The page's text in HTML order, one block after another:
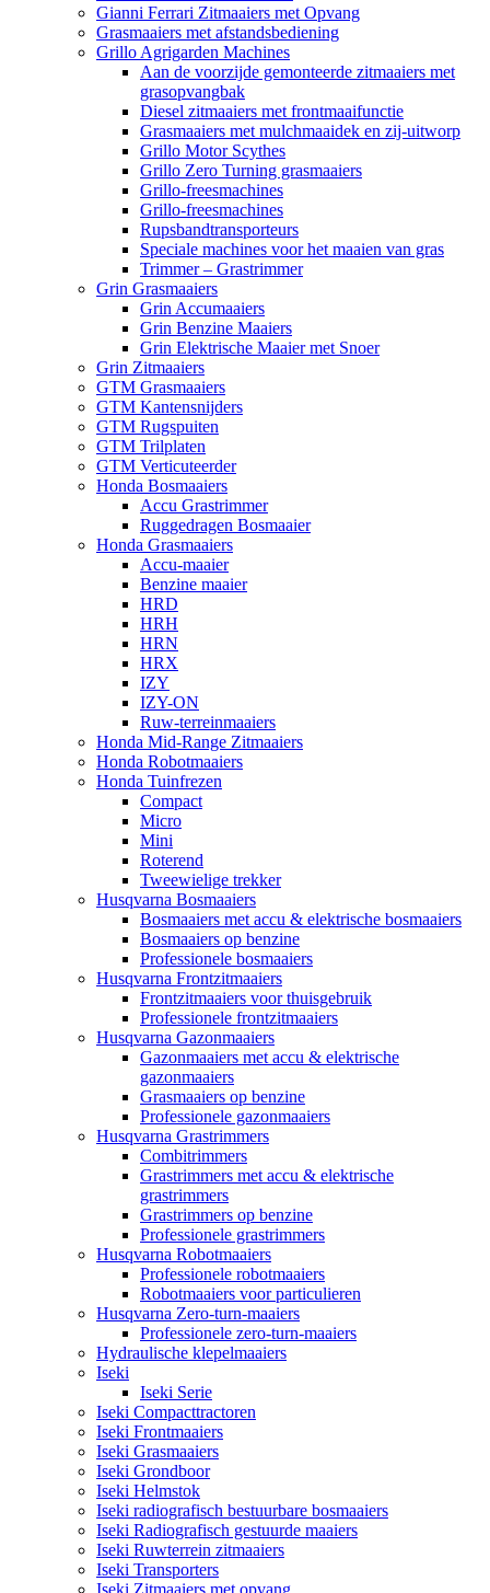
Gianni Ferrari Zitmaaiers met Opvang
Grasmaaiers met afstandsbediening
Grillo Agrigarden Machines
Aan de voorzijde gemonteerde zitmaaiers met
grasopvangbak
Diesel zitmaaiers met frontmaaifunctie
Grasmaaiers met mulchmaaidek en zij-uitworp
Grillo Motor Scythes
Grillo Zero Turning grasmaaiers
Grillo-freesmachines
Grillo-freesmachines
Rupsbandtransporteurs
Speciale machines voor het maaien van gras
Trimmer – Grastrimmer
Grin Grasmaaiers
Grin Accumaaiers
Grin Benzine Maaiers
Grin Elektrische Maaier met Snoer
Grin Zitmaaiers
GTM Grasmaaiers
GTM Kantensnijders
GTM Rugspuiten
GTM Trilplaten
GTM Verticuteerder
Honda Bosmaaiers
Accu Grastrimmer
Ruggedragen Bosmaaier
Honda Grasmaaiers
Accu-maaier
Benzine maaier
HRD
HRH
HRN
HRX
IZY
IZY-ON
Ruw-terreinmaaiers
Honda Mid-Range Zitmaaiers
Honda Robotmaaiers
Honda Tuinfrezen
Compact
Micro
Mini
Roterend
Tweewielige trekker
Husqvarna Bosmaaiers
Bosmaaiers met accu & elektrische bosmaaiers
Bosmaaiers op benzine
Professionele bosmaaiers
Husqvarna Frontzitmaaiers
Frontzitmaaiers voor thuisgebruik
Professionele frontzitmaaiers
Husqvarna Gazonmaaiers
Gazonmaaiers met accu & elektrische
gazonmaaiers
Grasmaaiers op benzine
Professionele gazonmaaiers
Husqvarna Grastrimmers
Combitrimmers
Grastrimmers met accu & elektrische
grastrimmers
Grastrimmers op benzine
Professionele grastrimmers
Husqvarna Robotmaaiers
Professionele robotmaaiers
Robotmaaiers voor particulieren
Husqvarna Zero-turn-maaiers
Professionele zero-turn-maaiers
Hydraulische klepelmaaiers
Iseki
Iseki Serie
Iseki Compacttractoren
Iseki Frontmaaiers
Iseki Grasmaaiers
Iseki Grondboor
Iseki Helmstok
Iseki radiografisch bestuurbare bosmaaiers
Iseki Radiografisch gestuurde maaiers
Iseki Ruwterrein zitmaaiers
Iseki Transporters
Iseki Zitmaaiers met opvang